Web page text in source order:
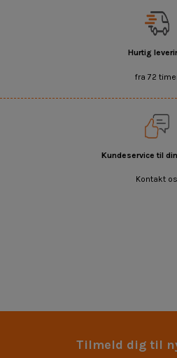
Hurtig
fra 72
Kundeservice til
Kontakt os
Tilmeld dig til